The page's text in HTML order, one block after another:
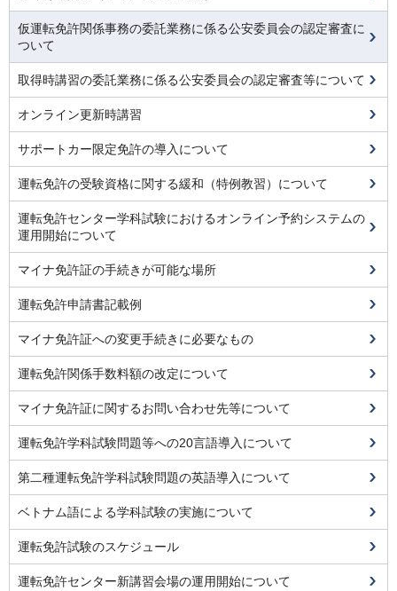
仮運転免許関係事務の委託業務に係る公安委員会の認定審査に
ついて
取得時講習の委託業務に係る公安委員会の認定審査等について
オンライン更新時講習
サポートカー限定免許の導入について
運転免許の受験資格に関する緩和（特例教習）について
運転免許センター学科試験におけるオンライン予約システムの
運用開始について
マイナ免許証の手続きが可能な場所
運転免許申請書記載例
マイナ免許証への変更手続きに必要なもの
運転免許関係手数料額の改定について
マイナ免許証に関するお問い合わせ先等について
運転免許学科試験問題等への20言語導入について
第二種運転免許学科試験問題の英語導入について
ベトナム語による学科試験の実施について
運転免許試験のスケジュール
運転免許センター新講習会場の運用開始について